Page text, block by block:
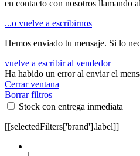
en contacto con nosotros llamando al
...o vuelve a escribirnos
Hemos enviado tu mensaje. Si lo
vuelve a escribir al vendedor
Ha habido un error al enviar el
Cerrar ventana
Borrar filtros
Stock con entrega inmediata
[[selectedFilters['brand'].label]]